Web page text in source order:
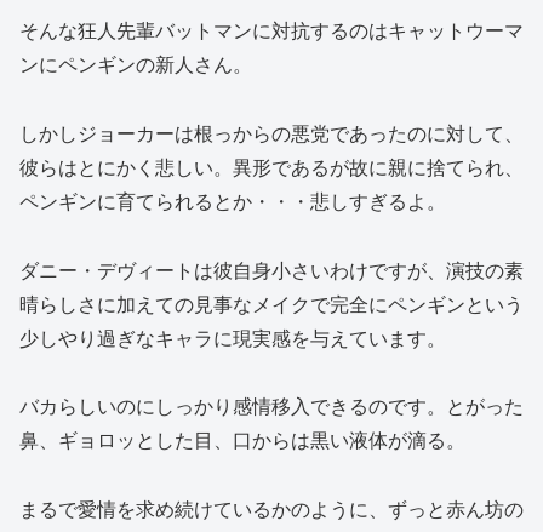
そんな狂人先輩バットマンに対抗するのはキャットウーマ
ンにペンギンの新人さん。
しかしジョーカーは根っからの悪党であったのに対して、
彼らはとにかく悲しい。異形であるが故に親に捨てられ、
ペンギンに育てられるとか・・・悲しすぎるよ。
ダニー・デヴィートは彼自身小さいわけですが、演技の素
晴らしさに加えての見事なメイクで完全にペンギンという
少しやり過ぎなキャラに現実感を与えています。
バカらしいのにしっかり感情移入できるのです。とがった
鼻、ギョロッとした目、口からは黒い液体が滴る。
まるで愛情を求め続けているかのように、ずっと赤ん坊の